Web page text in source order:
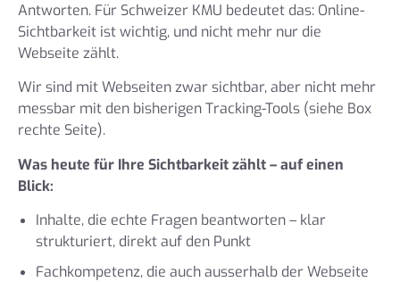
Antworten. Für Schweizer KMU bedeutet das: Online-
Sichtbarkeit ist wichtig, und nicht mehr nur die
Webseite zählt.
Wir sind mit Webseiten zwar sichtbar, aber nicht mehr
messbar mit den bisherigen Tracking-Tools (siehe Box
rechte Seite).
Was heute für Ihre Sichtbarkeit zählt – auf einen
Blick:
Inhalte, die echte Fragen beantworten – klar
strukturiert, direkt auf den Punkt
Fachkompetenz, die auch ausserhalb der Webseite